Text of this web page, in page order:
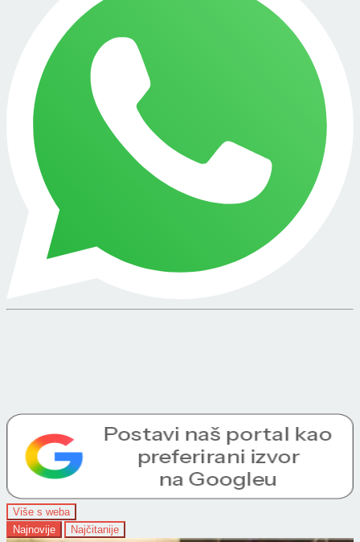
Više s weba
Najnovije
Najčitanije